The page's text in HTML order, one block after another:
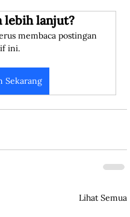
lebih lanjut?
membaca postingan
ini.
Sekarang
Lihat Semua